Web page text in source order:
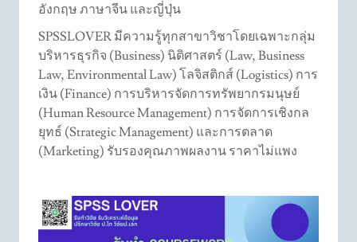
อังกฤษ ภาษาจีน และญี่ปุ่น
SPSSLOVER มีความรู้ทุกสาขาวิชาโดยเฉพาะกลุ่ม
บริหารธุรกิจ (Business) นิติศาสตร์ (Law, Business
Law, Environmental Law) โลจิสติกส์ (Logistics) การ
เงิน (Finance) การบริหารจัดการทรัพยากรมนุษย์
(Human Resource Management) การจัดการเชิงกล
ยุทธ์ (Strategic Management) และการตลาด
(Marketing) รับรองคุณภาพผลงาน ราคาไม่แพง